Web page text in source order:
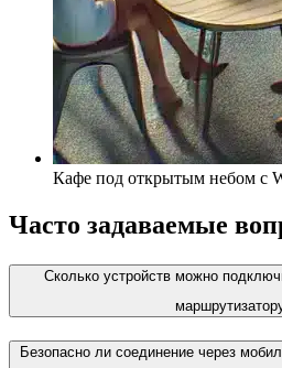
Кафе под открытым небом с
Часто задаваемые
Сколько устройств можно
Безопасно ли соединение через